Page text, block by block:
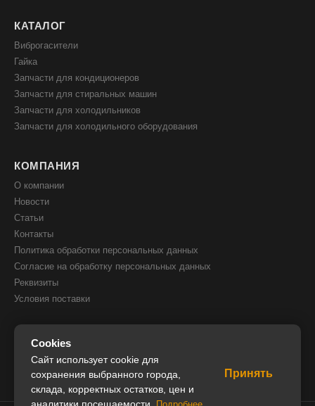
КАТАЛОГ
Виброгасители
Гайка
Запчасти для кондиционеров
Запчасти для стиральных машин
Запчасти для холодильников
Запчасти для холодильного оборудования
КОМПАНИЯ
О компании
Новости
Статьи
Контакты
Политика обработки персональных данных
Согласие на обработку персональных данных
Реквизиты
Условия поставки
КОНТАКТЫ
8(800) 505 51 05
8(391) 205 00 05
info@iceglobal.ru
Cookies
Сайт использует cookie для
сохранения выбранного города,
склада, корректных остатков, цен и
Принять